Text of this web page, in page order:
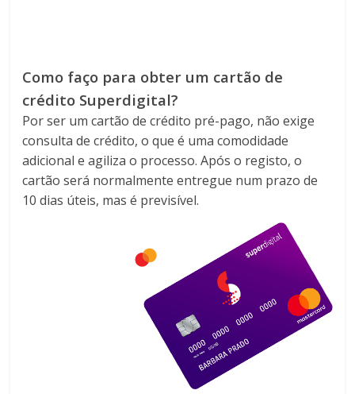
Como faço para obter um cartão de
crédito Superdigital?
Por ser um cartão de crédito pré-pago, não exige
consulta de crédito, o que é uma comodidade
adicional e agiliza o processo. Após o registo, o
cartão será normalmente entregue num prazo de
10 dias úteis, mas é previsível.